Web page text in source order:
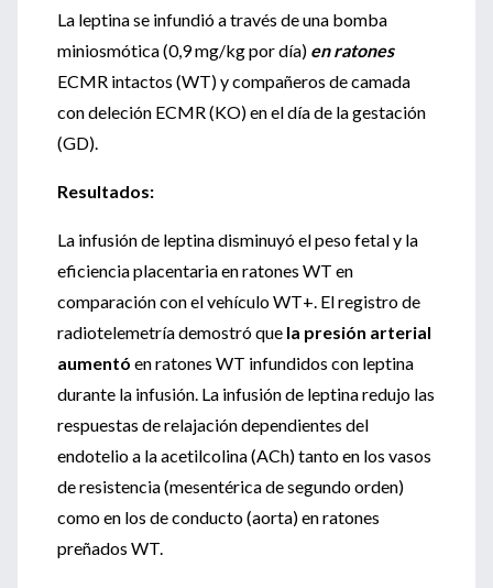
La leptina se infundió a través de una bomba
miniosmótica (0,9 mg/kg por día) en ratones
ECMR intactos (WT) y compañeros de camada
con deleción ECMR (KO) en el día de la gestación
(GD).
Resultados:
La infusión de leptina disminuyó el peso fetal y la
eficiencia placentaria en ratones WT en
comparación con el vehículo WT+. El registro de
radiotelemetría demostró que la presión arterial
aumentó en ratones WT infundidos con leptina
durante la infusión. La infusión de leptina redujo las
respuestas de relajación dependientes del
endotelio a la acetilcolina (ACh) tanto en los vasos
de resistencia (mesentérica de segundo orden)
como en los de conducto (aorta) en ratones
preñados WT.